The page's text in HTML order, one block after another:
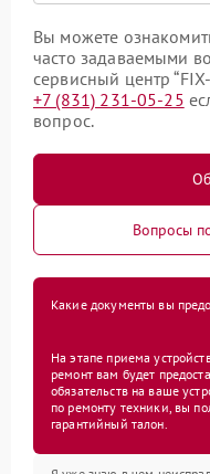
Вы можете
часто задаваемыми
сервисный центр
+7 (831) 231-05-25
вопрос.
Вопросы
Какие документы вы
На этапе приема
ремонт вам будет
обязательств на ваше
по ремонту техники, вы
гарантийный талон.